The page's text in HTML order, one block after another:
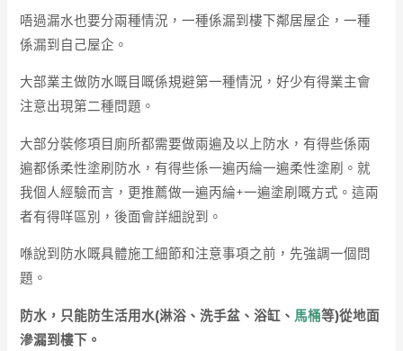
唔過漏水也要分兩種情況，一種係漏到樓下鄰居屋企，一種
係漏到自己屋企。
大部業主做防水嘅目嘅係規避第一種情況，好少有得業主會
注意出現第二種問題。
大部分裝修項目廁所都需要做兩遍及以上防水，有得些係兩
遍都係柔性塗刷防水，有得些係一遍丙綸一遍柔性塗刷。就
我個人經驗而言，更推薦做一遍丙綸+一遍塗刷嘅方式。這兩
者有得咩區別，後面會詳細說到。
喺說到防水嘅具體施工細節和注意事項之前，先強調一個問
題。
防水，只能防生活用水(淋浴、洗手盆、浴缸、 馬桶等)從地面
滲漏到樓下。